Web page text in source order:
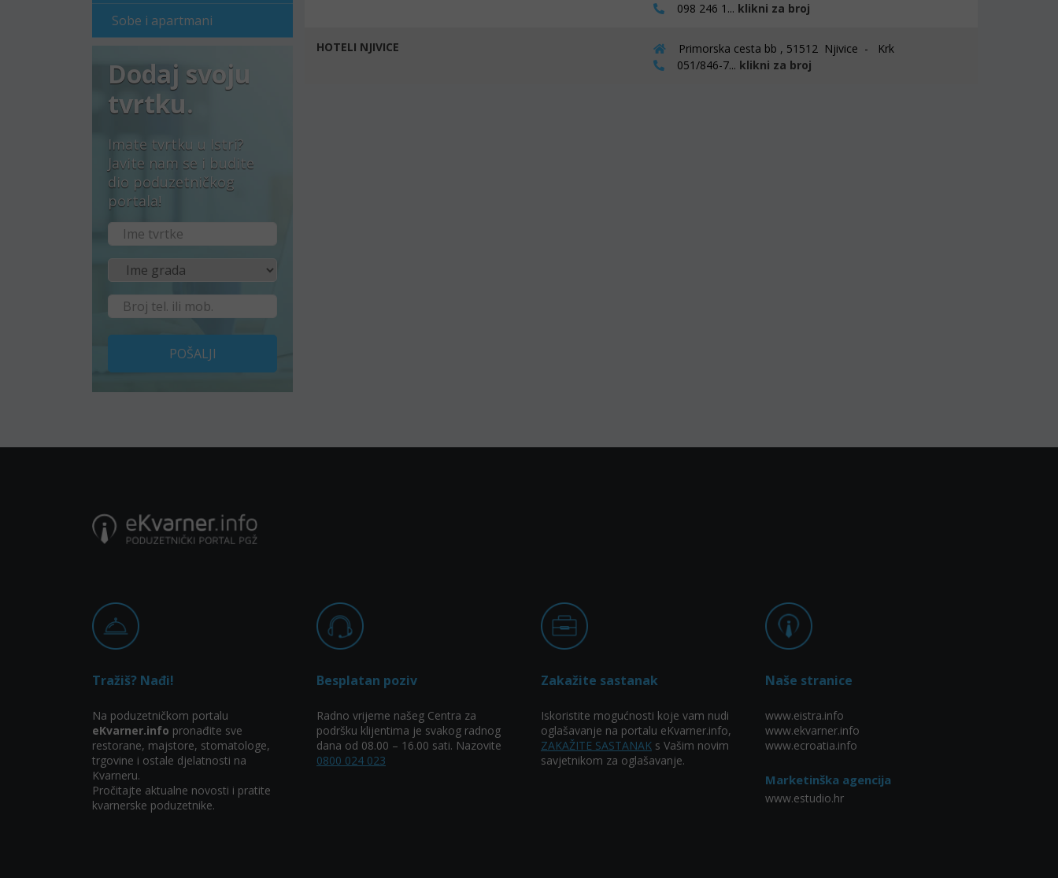
Sobe i apartmani
Dodaj svoju
tvrtku.
Imate tvrtku u Istri?
Javite nam se i budite
dio poduzetničkog
portala!
POŠALJI
098 246 1... klikni za broj
HOTELI NJIVICE
Primorska cesta bb , 51512 Njivice - Krk
051/846-7... klikni za broj
Tražiš? Nađi!
Na poduzetničkom portalu
eKvarner.info pronađite sve
restorane, majstore, stomatologe,
trgovine i ostale djelatnosti na
Kvarneru.
Pročitajte aktualne novosti i pratite
kvarnerske poduzetnike.
Besplatan poziv
Radno vrijeme našeg Centra za
podršku klijentima je svakog radnog
dana od 08.00 – 16.00 sati. Nazovite
0800 024 023
Zakažite sastanak
Iskoristite mogućnosti koje vam nudi
oglašavanje na portalu eKvarner.info,
ZAKAŽITE SASTANAK s Vašim novim
savjetnikom za oglašavanje.
Naše stranice
www.eistra.info
www.ekvarner.info
www.ecroatia.info
Marketinška agencija
www.estudio.hr